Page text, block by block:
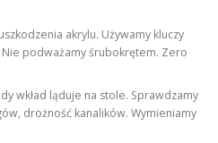
akrylu. Używamy kluczy
podważamy śrubokrętem. Zero
wkład ląduje na stole. Sprawdzamy
drożność kanalików. Wymieniamy